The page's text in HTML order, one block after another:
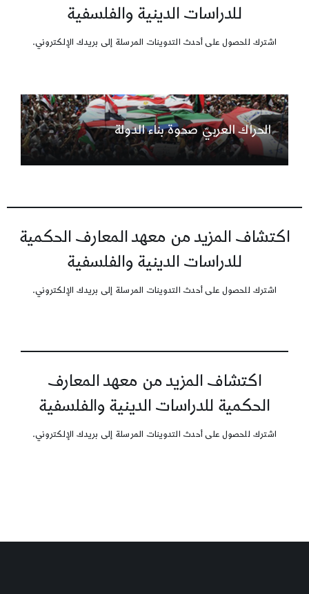
للدراسات الدينية والفلسفية
اشترك للحصول على أحدث التدوينات المرسلة إلى بريدك الإلكتروني.
الحراك العربيّ صحوة بناء الدولة
اكتشاف المزيد من معهد المعارف الحكمية
للدراسات الدينية والفلسفية
اشترك للحصول على أحدث التدوينات المرسلة إلى بريدك الإلكتروني.
اكتشاف المزيد من معهد المعارف
الحكمية للدراسات الدينية والفلسفية
اشترك للحصول على أحدث التدوينات المرسلة إلى بريدك الإلكتروني.